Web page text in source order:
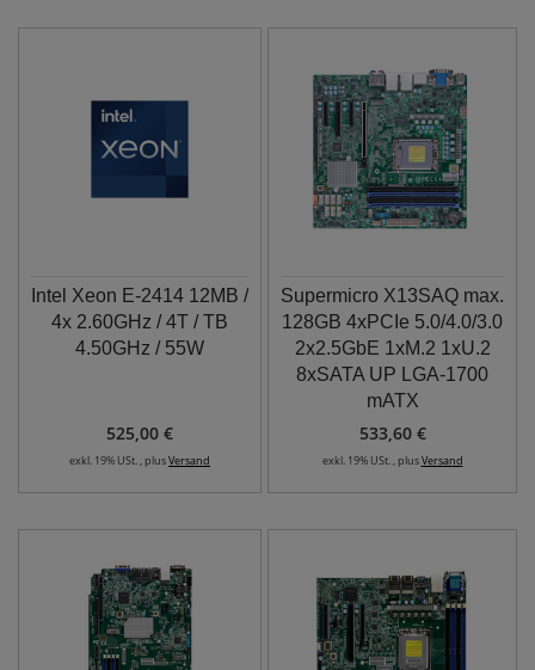
Intel Xeon E-2414 12MB /
4x 2.60GHz / 4T / TB
4.50GHz / 55W
525,00 €
exkl. 19% USt. , plusVersand
Supermicro X13SAQ max.
128GB 4xPCIe 5.0/4.0/3.0
2x2.5GbE 1xM.2 1xU.2
8xSATA UP LGA-1700
mATX
533,60 €
exkl. 19% USt. , plusVersand